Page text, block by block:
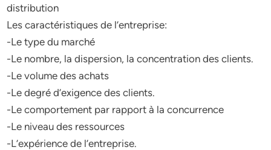
distribution
Les caractéristiques de l’entreprise:
-Le type du marché
-Le nombre, la dispersion, la concentration des clients.
-Le volume des achats
-Le degré d’exigence des clients.
-Le comportement par rapport à la concurrence
-Le niveau des ressources
-L’expérience de l’entreprise.